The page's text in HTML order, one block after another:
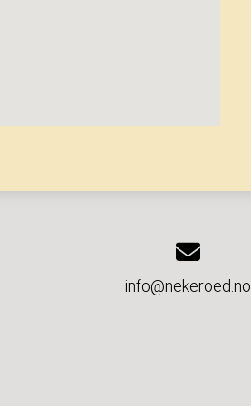
info@nekeroed.no